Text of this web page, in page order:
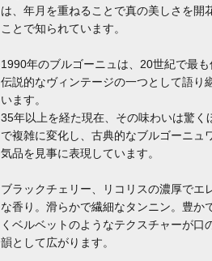
は、年月を重ねることで真の美しさを開
ことで知られています。
1990年のブルゴーニュは、20世紀で最も
伝説的なヴィンテージの一つとして語り
います。
35年以上を経た現在、その味わいは驚く
で複雑に変化し、古典的なブルゴーニュ
気品を見事に表現しています。
ブラックチェリー、リコリスの濃厚でエ
な香り。滑らかで繊細なタンニン。豊か
くベルベットのようなテクスチャーが口
韻として広がります。